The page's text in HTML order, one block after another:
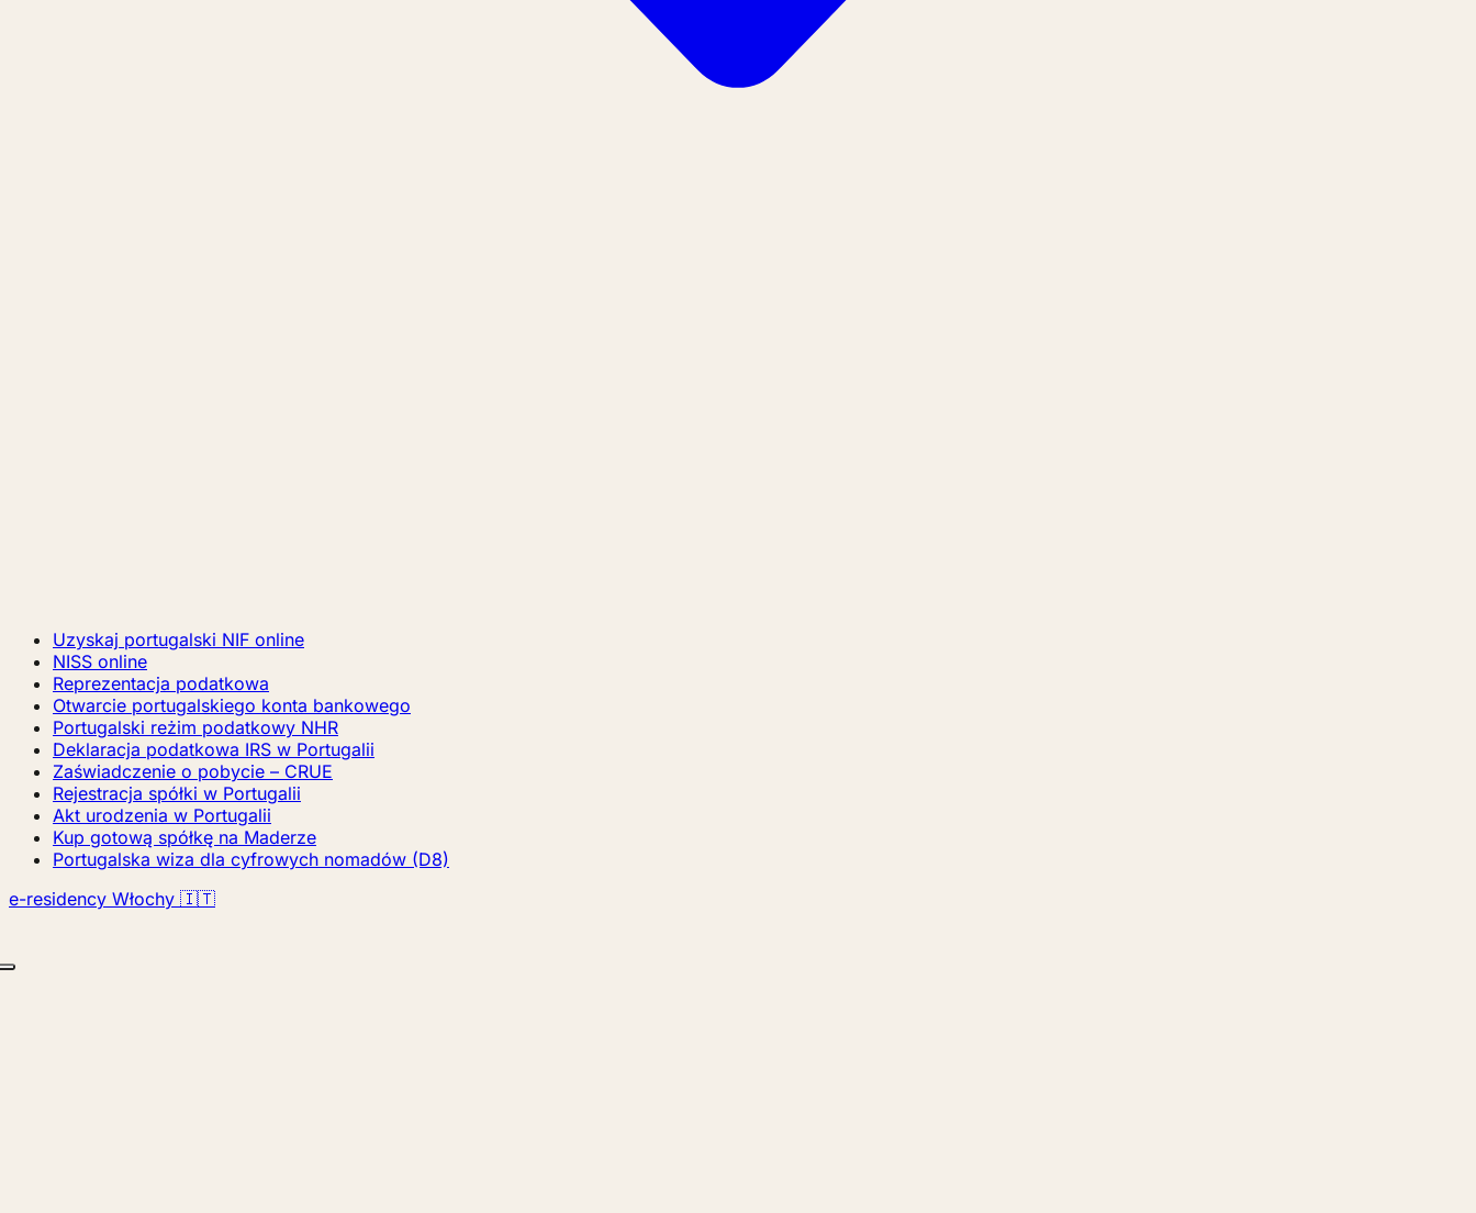
Uzyskaj portugalski NIF online
NISS online
Reprezentacja podatkowa
Otwarcie portugalskiego konta bankowego
Portugalski reżim podatkowy NHR
Deklaracja podatkowa IRS w Portugalii
Zaświadczenie o pobycie – CRUE
Rejestracja spółki w Portugalii
Akt urodzenia w Portugalii
Kup gotową spółkę na Maderze
Portugalska wiza dla cyfrowych nomadów (D8)
e-residency Włochy 🇮🇹